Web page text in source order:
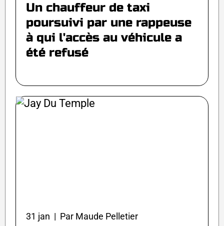
Un chauffeur de taxi
poursuivi par une rappeuse
à qui l'accès au véhicule a
été refusé
31 jan | Par Maude Pelletier